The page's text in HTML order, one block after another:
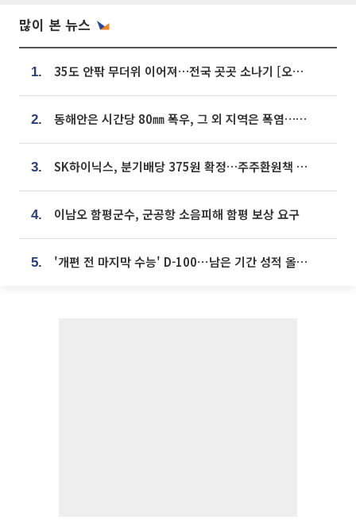
많이 본 뉴스
1. 35도 안팎 무더위 이어져…전국 곳곳 소나기 [오늘 날씨]
2. 동해안은 시간당 80㎜ 폭우, 그 외 지역은 폭염…‘극과 극 날씨’
3. SK하이닉스, 분기배당 375원 확정…주주환원책 9월로 앞당겨 발표
4. 이남오 함평군수, 군공항 소음피해 함평 보상 요구
5. '개편 전 마지막 수능' D-100⋯남은 기간 성적 올릴 전략은